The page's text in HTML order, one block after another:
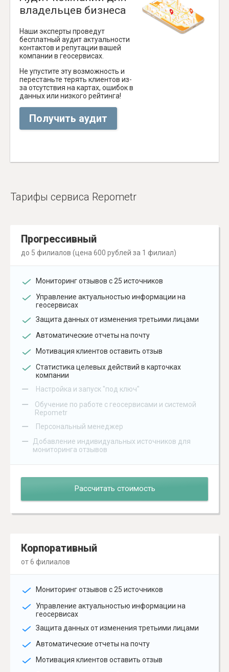
владельцев бизнеса
Наши эксперты проведут
бесплатный аудит актуальности
контактов и репутации вашей
компании в геосервисах.
Не упустите эту возможность и
перестаньте терять клиентов из-
за отсутствия на картах, ошибок в
данных или низкого рейтинга!
Получить аудит
Тарифы сервиса Repometr
Прогрессивный
до 5 филиалов (цена 600 рублей за 1 филиал)
Мониторинг отзывов с 25 источников
Управление актуальностью информации на
геосервисах
Защита данных от изменения третьими лицами
Автоматические отчеты на почту
Мотивация клиентов оставить отзыв
Статистика целевых действий в карточках
компании
– Настройка и запуск "под ключ"
–
Обучение по работе с геосервисами и системой
Repometr
– Персональный менеджер
–
Добавление индивидуальных источников для
мониторинга отзывов
Рассчитать стоимость
Корпоративный
от 6 филиалов
Мониторинг отзывов с 25 источников
Управление актуальностью информации на
геосервисах
Защита данных от изменения третьими лицами
Автоматические отчеты на почту
Мотивация клиентов оставить отзыв